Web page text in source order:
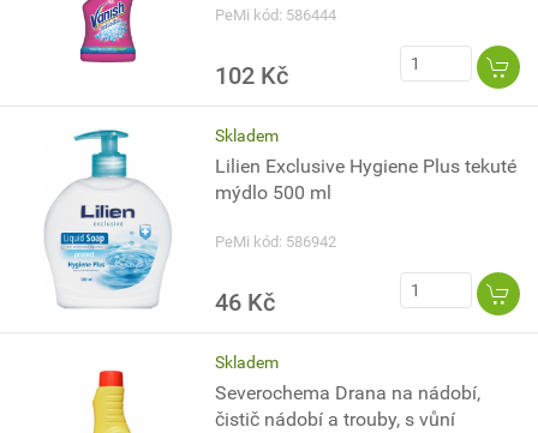
PeMi kód: 586444
102 Kč
Skladem
Lilien Exclusive Hygiene Plus tekuté
mýdlo 500 ml
PeMi kód: 586942
46 Kč
Skladem
Severochema Drana na nádobí,
čistič nádobí a trouby, s vůní